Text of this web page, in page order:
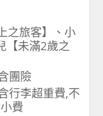
之旅客】、小
【未滿2歲之
團險
行李超重費,不
費